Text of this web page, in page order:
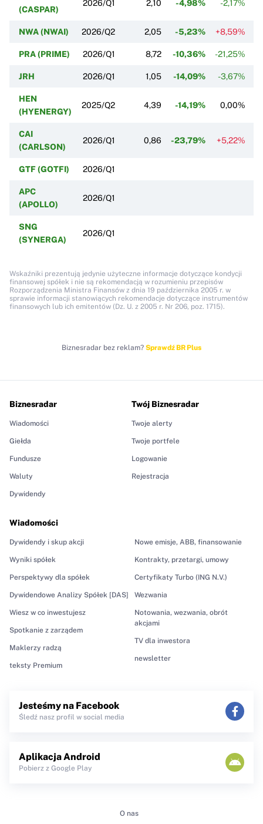
(CASPAR)
2026/Q1 2,10 -4,98% -2,17%
NWA (NWAI) 2026/Q2 2,05 -5,23% +8,59%
PRA (PRIME) 2026/Q1 8,72 -10,36% -21,25%
JRH 2026/Q1 1,05 -14,09% -3,67%
HEN
(HYENERGY)
2025/Q2 4,39 -14,19% 0,00%
CAI
(CARLSON)
2026/Q1 0,86 -23,79% +5,22%
GTF (GOTFI) 2026/Q1
APC
(APOLLO)
2026/Q1
SNG
(SYNERGA)
2026/Q1
Wskaźniki prezentują jedynie użyteczne informacje dotyczące kondycji
finansowej spółek i nie są rekomendacją w rozumieniu przepisów
Rozporządzenia Ministra Finansów z dnia 19 października 2005 r. w
sprawie informacji stanowiących rekomendacje dotyczące instrumentów
finansowych lub ich emitentów (Dz. U. z 2005 r. Nr 206, poz. 1715).
Biznesradar bez reklam? Sprawdź BR Plus
Biznesradar
Wiadomości
Giełda
Fundusze
Waluty
Dywidendy
Wiadomości
Dywidendy i skup akcji
Wyniki spółek
Perspektywy dla spółek
Dywidendowe Analizy Spółek [DAS]
Wiesz w co inwestujesz
Spotkanie z zarządem
Maklerzy radzą
teksty Premium
Nowe emisje, ABB, finansowanie
Kontrakty, przetargi, umowy
Certyfikaty Turbo (ING N.V.)
Wezwania
Notowania, wezwania, obrót
akcjami
TV dla inwestora
newsletter
Twój Biznesradar
Twoje alerty
Twoje portfele
Logowanie
Rejestracja
Jesteśmy na Facebook
Śledź nasz profil w social media
Aplikacja Android
Pobierz z Google Play
O nas